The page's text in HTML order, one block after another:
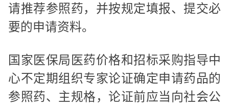
请推荐参照药，并按规定填报、提交必
要的申请资料。
国家医保局医药价格和招标采购指导中
心不定期组织专家论证确定申请药品的
参照药、主规格，论证前应当向社会公